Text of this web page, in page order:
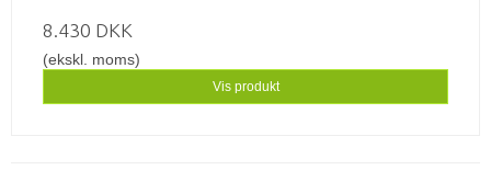
8.430 DKK
(ekskl. moms)
Vis produkt